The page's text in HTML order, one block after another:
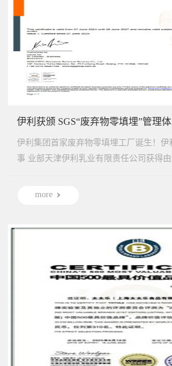
伊利获颁 SGS“废弃物零填埋”管理
伊利集团首家废弃物零填埋工厂诞生！伊
事 业部天津伊利乳业有限责任公司获得
more